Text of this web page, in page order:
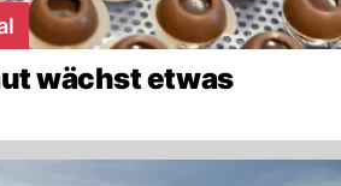
wächst etwas